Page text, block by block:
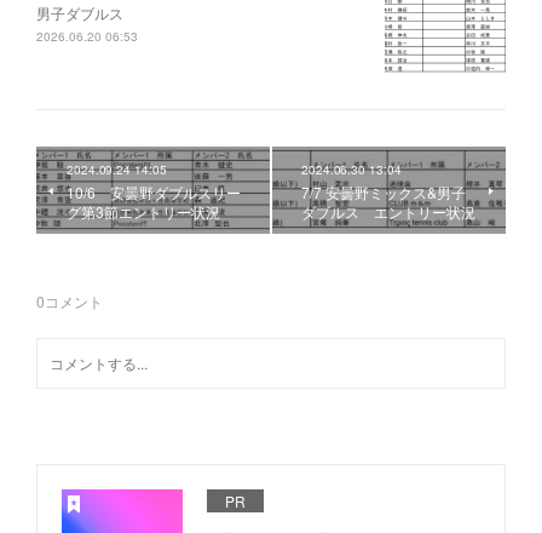
男子ダブルス
2026.06.20 06:53
2024.09.24 14:05
10/6 安曇野ダブルスリー
グ第3節エントリー状況
2024.06.30 13:04
7/7 安曇野ミックス&男子
ダブルス エントリー状況
0コメント
PR